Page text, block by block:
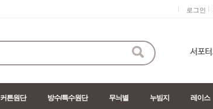
로그인
커튼원단 방수/특수원단 무늬별 누빔지 레이스